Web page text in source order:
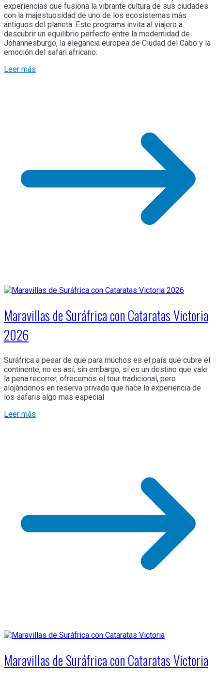
experiencias que fusiona la vibrante cultura de sus ciudades
con la majestuosidad de uno de los ecosistemas más
antiguos del planeta. Este programa invita al viajero a
descubrir un equilibrio perfecto entre la modernidad de
Johannesburgo, la elegancia europea de Ciudad del Cabo y la
emoción del safari africano.
Leer más
Maravillas de Suráfrica con Cataratas Victoria
2026
Suráfrica a pesar de que para muchos es el país que cubre el
continente, no es así; sin embargo, si es un destino que vale
la pena recorrer, ofrecemos el tour tradicional, pero
alojándonos en reserva privada que hace la experiencia de
los safaris algo mas especial
Leer más
Maravillas de Suráfrica con Cataratas Victoria